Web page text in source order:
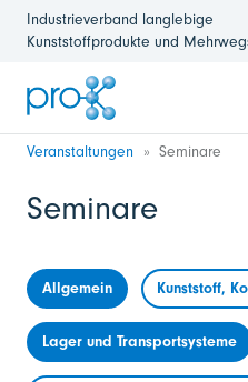
Industrieverband langlebige
Kunststoffprodukte und
Veranstaltungen Seminare
Seminare
Allgemein Kunststoff,
Lager und Transportsysteme